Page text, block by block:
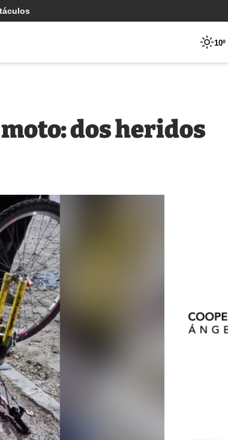
10º
dos heridos